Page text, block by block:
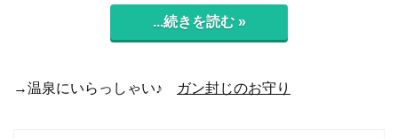
...続きを読む »
→温泉にいらっしゃい♪ ガン封じのお守り